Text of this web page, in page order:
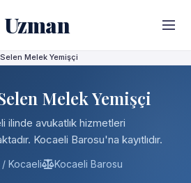
Melek Yemişçi
Melek Yemişçi
ilinde avukatlık hizmetleri
Kocaeli Barosu'na kayıtlıdır.
/ Kocaeli Kocaeli Barosu